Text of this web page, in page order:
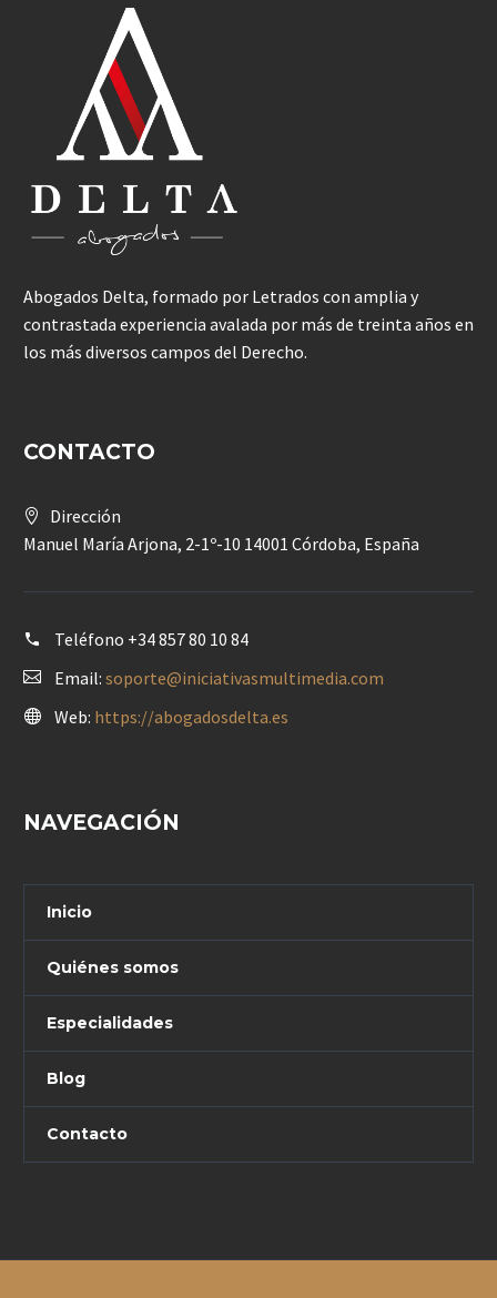
Abogados Delta, formado por Letrados con amplia y
contrastada experiencia avalada por más de treinta años en
los más diversos campos del Derecho.
CONTACTO
Dirección
Manuel María Arjona, 2-1º-10 14001 Córdoba, España
Teléfono +34 857 80 10 84
Email: soporte@iniciativasmultimedia.com
Web: https://abogadosdelta.es
NAVEGACIÓN
Inicio
Quiénes somos
Especialidades
Blog
Contacto